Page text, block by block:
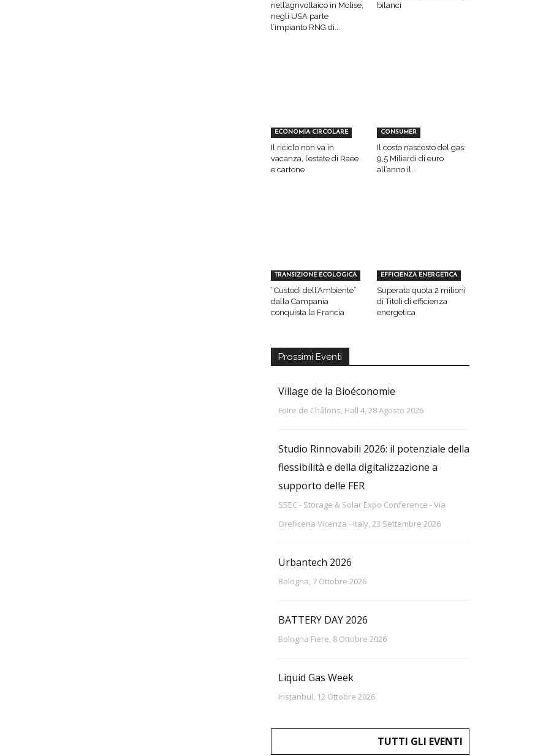
nell’agrivoltaico in Molise,
negli USA parte
l’impianto RNG di...
bilanci
ECONOMIA CIRCOLARE
Il riciclo non va in
vacanza, l’estate di Raee
e cartone
CONSUMER
Il costo nascosto del gas:
9,5 Miliardi di euro
all’anno il...
TRANSIZIONE ECOLOGICA
“Custodi dell’Ambiente”
dalla Campania
conquista la Francia
EFFICIENZA ENERGETICA
Superata quota 2 milioni
di Titoli di efficienza
energetica
Prossimi Eventi
Village de la Bioéconomie
Foire de Châlons, Hall 4, 28 Agosto 2026
Studio Rinnovabili 2026: il potenziale della
flessibilità e della digitalizzazione a
supporto delle FER
SSEC - Storage & Solar Expo Conference - Via
Oreficeria Vicenza - Italy, 23 Settembre 2026
Urbantech 2026
Bologna, 7 Ottobre 2026
BATTERY DAY 2026
Bologna Fiere, 8 Ottobre 2026
Liquid Gas Week
Instanbul, 12 Ottobre 2026
TUTTI GLI EVENTI